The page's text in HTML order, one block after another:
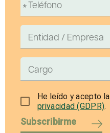
He leído y acepto la
privacidad (GDPR).
Subscribirme